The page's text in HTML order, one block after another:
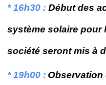
* 16h30 : Début des
système solaire pour
société seront mis à
* 19h00 :